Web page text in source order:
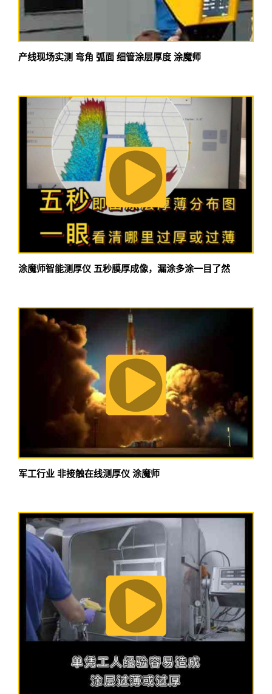
产线现场实测 弯角 弧面 细管涂层厚度 涂魔师
涂魔师智能测厚仪 五秒膜厚成像，漏涂多涂一目了然
军工行业 非接触在线测厚仪 涂魔师